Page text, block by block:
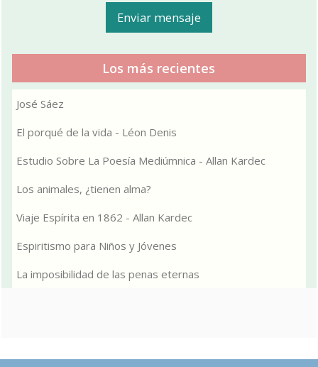
Los más recientes
José Sáez
El porqué de la vida - Léon Denis
Estudio Sobre La Poesía Mediúmnica - Allan Kardec
Los animales, ¿tienen alma?
Viaje Espírita en 1862 - Allan Kardec
Espiritismo para Niños y Jóvenes
La imposibilidad de las penas eternas